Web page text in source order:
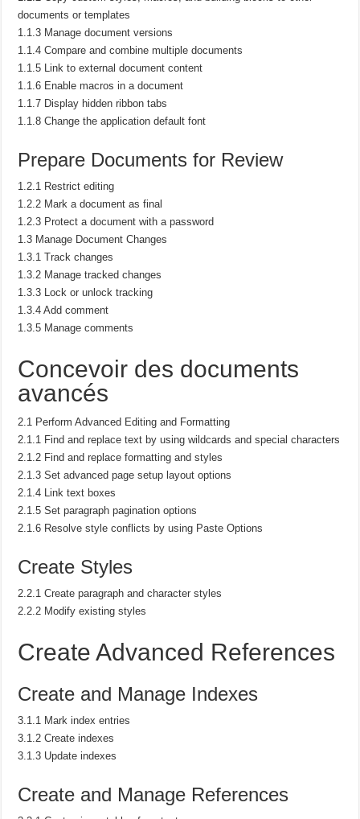
documents or templates
1.1.3 Manage document versions
1.1.4 Compare and combine multiple documents
1.1.5 Link to external document content
1.1.6 Enable macros in a document
1.1.7 Display hidden ribbon tabs
1.1.8 Change the application default font
Prepare Documents for Review
1.2.1 Restrict editing
1.2.2 Mark a document as final
1.2.3 Protect a document with a password
1.3 Manage Document Changes
1.3.1 Track changes
1.3.2 Manage tracked changes
1.3.3 Lock or unlock tracking
1.3.4 Add comment
1.3.5 Manage comments
Concevoir des documents
avancés
2.1 Perform Advanced Editing and Formatting
2.1.1 Find and replace text by using wildcards and special characters
2.1.2 Find and replace formatting and styles
2.1.3 Set advanced page setup layout options
2.1.4 Link text boxes
2.1.5 Set paragraph pagination options
2.1.6 Resolve style conflicts by using Paste Options
Create Styles
2.2.1 Create paragraph and character styles
2.2.2 Modify existing styles
Create Advanced References
Create and Manage Indexes
3.1.1 Mark index entries
3.1.2 Create indexes
3.1.3 Update indexes
Create and Manage References